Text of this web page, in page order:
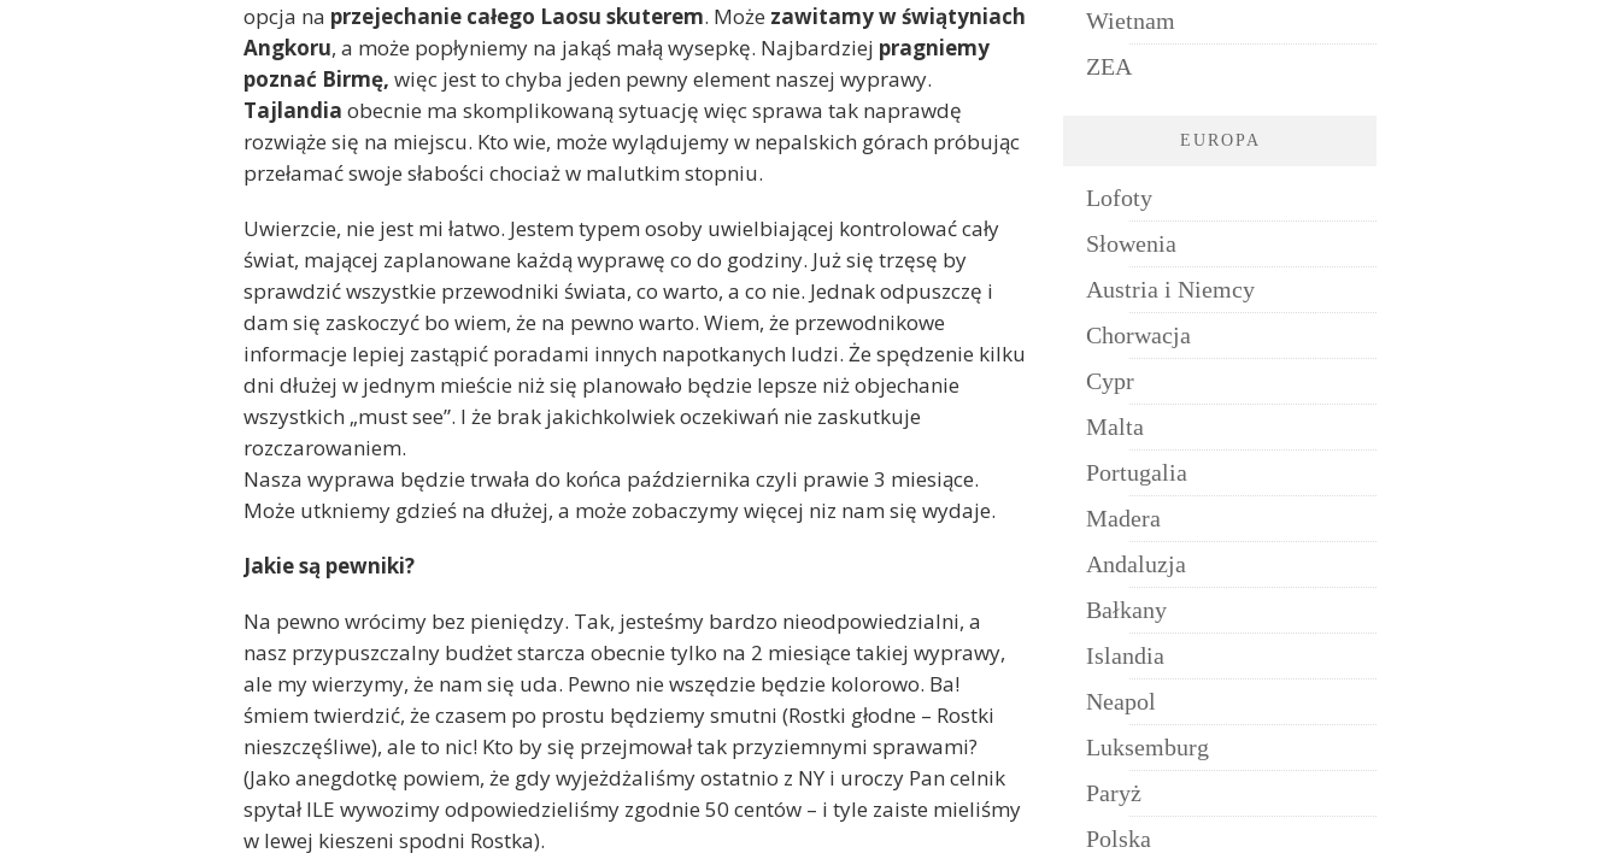
opcja na przejechanie całego Laosu skuterem. Może zawitamy w świątyniach
Angkoru, a może popłyniemy na jakąś małą wysepkę. Najbardziej pragniemy
poznać Birmę, więc jest to chyba jeden pewny element naszej wyprawy.
Tajlandia obecnie ma skomplikowaną sytuację więc sprawa tak naprawdę
rozwiąże się na miejscu. Kto wie, może wylądujemy w nepalskich górach próbując
przełamać swoje słabości chociaż w malutkim stopniu.
Uwierzcie, nie jest mi łatwo. Jestem typem osoby uwielbiającej kontrolować cały
świat, mającej zaplanowane każdą wyprawę co do godziny. Już się trzęsę by
sprawdzić wszystkie przewodniki świata, co warto, a co nie. Jednak odpuszczę i
dam się zaskoczyć bo wiem, że na pewno warto. Wiem, że przewodnikowe
informacje lepiej zastąpić poradami innych napotkanych ludzi. Że spędzenie kilku
dni dłużej w jednym mieście niż się planowało będzie lepsze niż objechanie
wszystkich „must see”. I że brak jakichkolwiek oczekiwań nie zaskutkuje
rozczarowaniem.
Nasza wyprawa będzie trwała do końca października czyli prawie 3 miesiące.
Może utkniemy gdzieś na dłużej, a może zobaczymy więcej niz nam się wydaje.
Jakie są pewniki?
Na pewno wrócimy bez pieniędzy. Tak, jesteśmy bardzo nieodpowiedzialni, a
nasz przypuszczalny budżet starcza obecnie tylko na 2 miesiące takiej wyprawy,
ale my wierzymy, że nam się uda. Pewno nie wszędzie będzie kolorowo. Ba!
śmiem twierdzić, że czasem po prostu będziemy smutni (Rostki głodne – Rostki
nieszczęśliwe), ale to nic! Kto by się przejmował tak przyziemnymi sprawami?
(Jako anegdotkę powiem, że gdy wyjeżdżaliśmy ostatnio z NY i uroczy Pan celnik
spytał ILE wywozimy odpowiedzieliśmy zgodnie 50 centów – i tyle zaiste mieliśmy
w lewej kieszeni spodni Rostka).
Wietnam
ZEA
EUROPA
Lofoty
Słowenia
Austria i Niemcy
Chorwacja
Cypr
Malta
Portugalia
Madera
Andaluzja
Bałkany
Islandia
Neapol
Luksemburg
Paryż
Polska